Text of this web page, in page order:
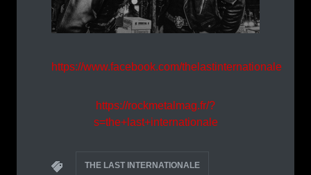
https://www.facebook.com/thelastinternationale
https://rockmetalmag.fr/?
s=the+last+internationale
THE LAST INTERNATIONALE